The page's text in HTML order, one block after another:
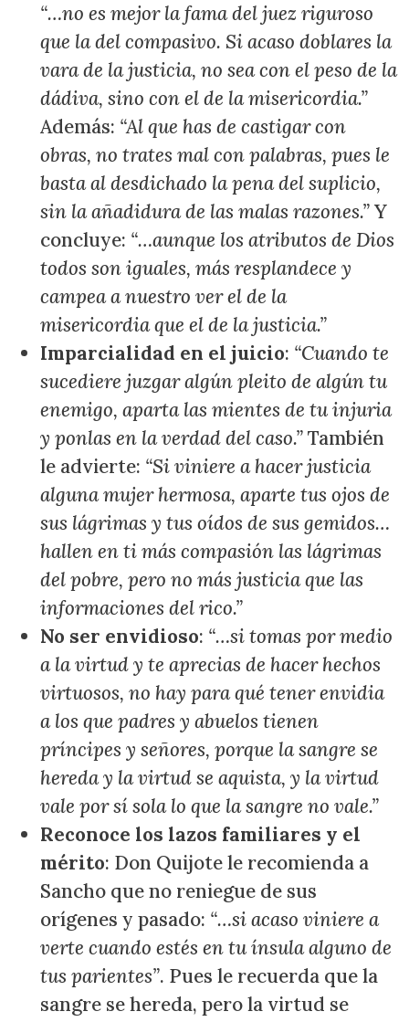
“…no es mejor la fama del juez riguroso
que la del compasivo. Si acaso doblares la
vara de la justicia, no sea con el peso de la
dádiva, sino con el de la misericordia.”
Además: “Al que has de castigar con
obras, no trates mal con palabras, pues le
basta al desdichado la pena del suplicio,
sin la añadidura de las malas razones.”Y
concluye: “…aunque los atributos de Dios
todos son iguales, más resplandece y
campea a nuestro ver el de la
misericordia que el de la justicia.”
Imparcialidad en el juicio: “Cuando te
sucediere juzgar algún pleito de algún tu
enemigo, aparta las mientes de tu injuria
y ponlas en la verdad del caso.”También
le advierte: “Si viniere a hacer justicia
alguna mujer hermosa, aparte tus ojos de
sus lágrimas y tus oídos de sus gemidos…
hallen en ti más compasión las lágrimas
del pobre, pero no más justicia que las
informaciones del rico.”
No ser envidioso: “…si tomas por medio
a la virtud y te aprecias de hacer hechos
virtuosos, no hay para qué tener envidia
a los que padres y abuelos tienen
príncipes y señores, porque la sangre se
hereda y la virtud se aquista, y la virtud
vale por sí sola lo que la sangre no vale.”
Reconoce los lazos familiares y el
mérito: Don Quijote le recomienda a
Sancho que no reniegue de sus
orígenes y pasado: “…si acaso viniere a
verte cuando estés en tu ínsula alguno de
tus parientes”. Pues le recuerda que la
sangre se hereda, pero la virtud se